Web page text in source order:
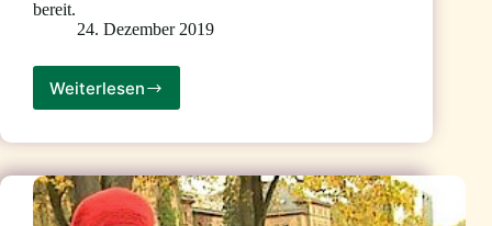
bereit.
24. Dezember 2019
Weiterlesen
Julian
als
im
Deutschen